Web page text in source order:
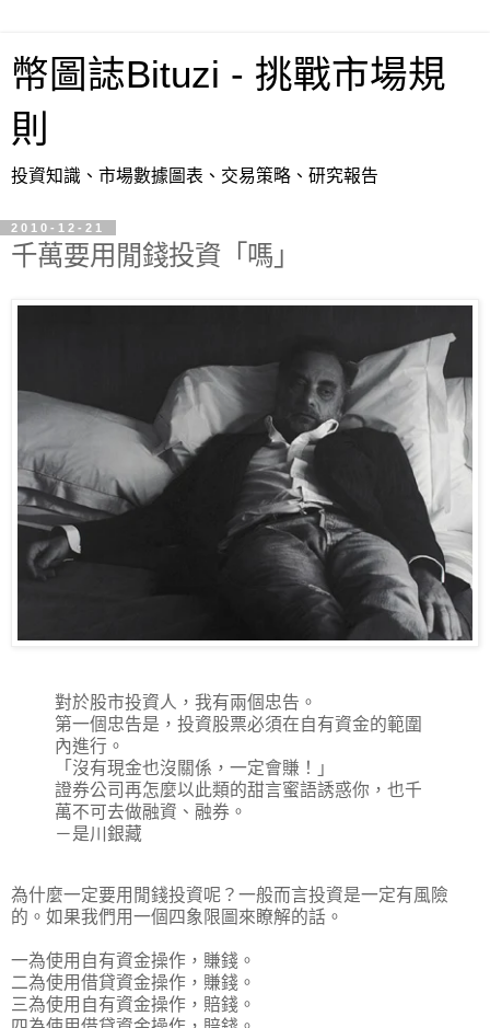
幣圖誌Bituzi - 挑戰市場規
則
投資知識、市場數據圖表、交易策略、研究報告
2010-12-21
千萬要用閒錢投資「嗎」
對於股市投資人，我有兩個忠告。
第一個忠告是，投資股票必須在自有資金的範圍
內進行。
「沒有現金也沒關係，一定會賺！」
證券公司再怎麼以此類的甜言蜜語誘惑你，也千
萬不可去做融資、融券。
－是川銀藏
為什麼一定要用閒錢投資呢？一般而言投資是一定有風險
的。如果我們用一個四象限圖來瞭解的話。
一為使用自有資金操作，賺錢。
二為使用借貸資金操作，賺錢。
三為使用自有資金操作，賠錢。